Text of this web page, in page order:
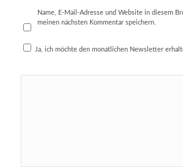
Name, E-Mail-Adresse und Website in diesem
meinen nächsten Kommentar speichern.
Ja, ich möchte den monatlichen Newsletter